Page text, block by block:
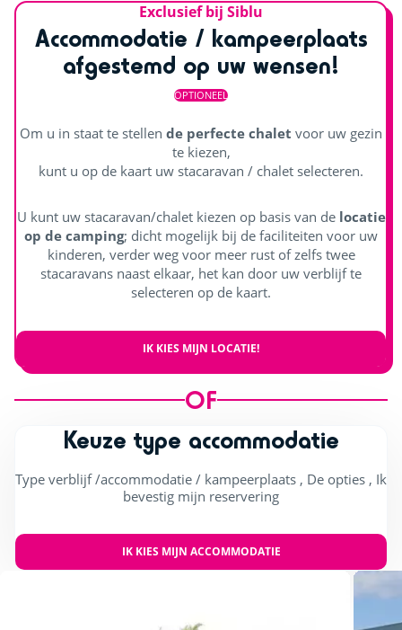
Exclusief bij Siblu
Accommodatie / kampeerplaats
afgestemd op uw wensen!
OPTIONEEL
Om u in staat te stellen de perfecte chalet voor uw gezin
te kiezen,
kunt u op de kaart uw stacaravan / chalet selecteren.
U kunt uw stacaravan/chalet kiezen op basis van delocatie
op de camping; dicht mogelijk bij de faciliteiten voor uw
kinderen, verder weg voor meer rust of zelfs twee
stacaravans naast elkaar, het kan door uw verblijf te
selecteren op de kaart.
IK KIES MIJN LOCATIE!
OF
Keuze type accommodatie
Type verblijf /accommodatie / kampeerplaats , De opties , Ik
bevestig mijn reservering
IK KIES MIJN ACCOMMODATIE